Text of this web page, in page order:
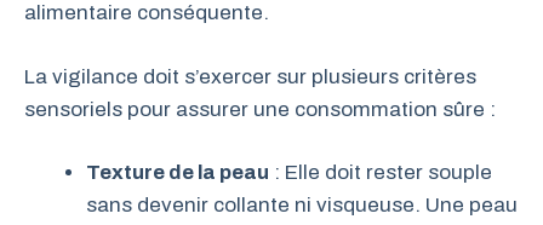
alimentaire conséquente.
La vigilance doit s’exercer sur plusieurs critères
sensoriels pour assurer une consommation sûre :
Texture de la peau : Elle doit rester souple
sans devenir collante ni visqueuse. Une peau